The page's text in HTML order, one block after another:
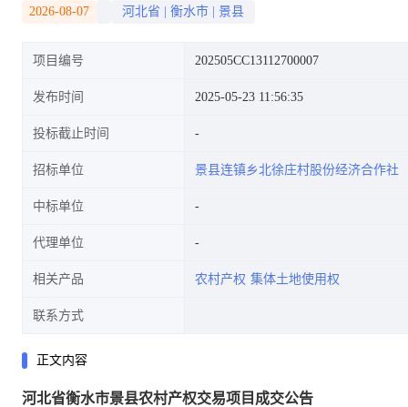
2026-08-07 河北省 衡水市 景县
项目编号 202505CC13112700007
发布时间 2025-05-23 11:56:35
投标截止时间
招标单位 景县连镇乡北徐庄村股份经济合作社
中标单位
代理单位
相关产品 农村产权 集体土地使用权
联系方式
正文内容
河北省衡水市景县农村产权交易项目成交公告